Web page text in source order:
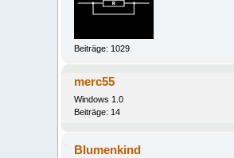
Beiträge: 1029
merc55
Windows 1.0
Beiträge: 14
Blumenkind